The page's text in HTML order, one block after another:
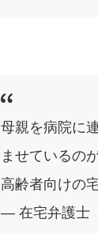
母親を病院に
ませているの
高齢者向けの
— 在宅弁護士